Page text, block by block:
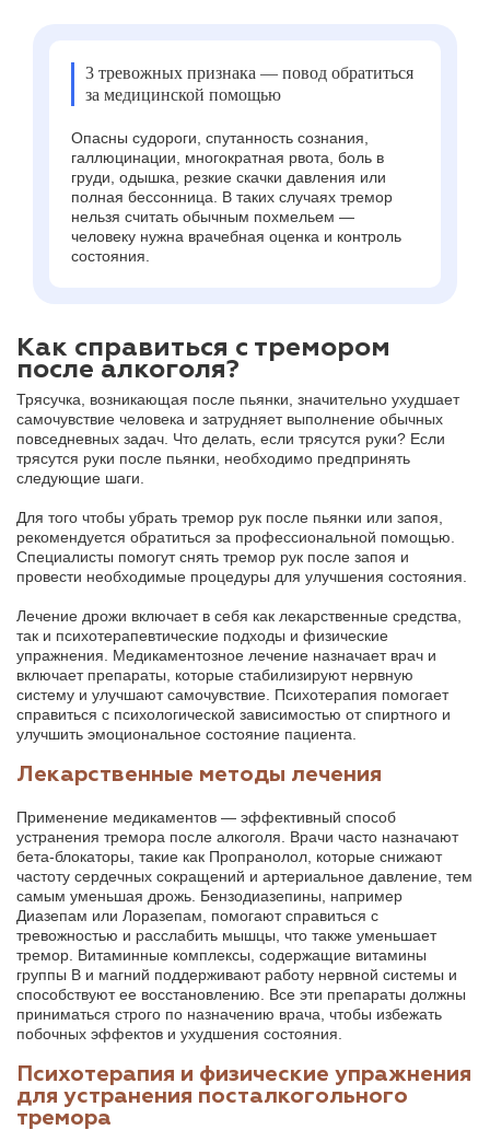
3 тревожных признака — повод обратиться
за медицинской помощью
Опасны судороги, спутанность сознания,
галлюцинации, многократная рвота, боль в
груди, одышка, резкие скачки давления или
полная бессонница. В таких случаях тремор
нельзя считать обычным похмельем —
человеку нужна врачебная оценка и контроль
состояния.
Как справиться с тремором
после алкоголя?
Трясучка, возникающая после пьянки, значительно ухудшает
самочувствие человека и затрудняет выполнение обычных
повседневных задач. Что делать, если трясутся руки? Если
трясутся руки после пьянки, необходимо предпринять
следующие шаги.
Для того чтобы убрать тремор рук после пьянки или запоя,
рекомендуется обратиться за профессиональной помощью.
Специалисты помогут снять тремор рук после запоя и
провести необходимые процедуры для улучшения состояния.
Лечение дрожи включает в себя как лекарственные средства,
так и психотерапевтические подходы и физические
упражнения. Медикаментозное лечение назначает врач и
включает препараты, которые стабилизируют нервную
систему и улучшают самочувствие. Психотерапия помогает
справиться с психологической зависимостью от спиртного и
улучшить эмоциональное состояние пациента.
Лекарственные методы лечения
Применение медикаментов — эффективный способ
устранения тремора после алкоголя. Врачи часто назначают
бета-блокаторы, такие как Пропранолол, которые снижают
частоту сердечных сокращений и артериальное давление, тем
самым уменьшая дрожь. Бензодиазепины, например
Диазепам или Лоразепам, помогают справиться с
тревожностью и расслабить мышцы, что также уменьшает
тремор. Витаминные комплексы, содержащие витамины
группы B и магний поддерживают работу нервной системы и
способствуют ее восстановлению. Все эти препараты должны
приниматься строго по назначению врача, чтобы избежать
побочных эффектов и ухудшения состояния.
Психотерапия и физические упражнения
для устранения посталкогольного
тремора